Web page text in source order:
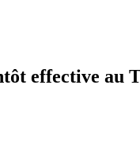
effective au